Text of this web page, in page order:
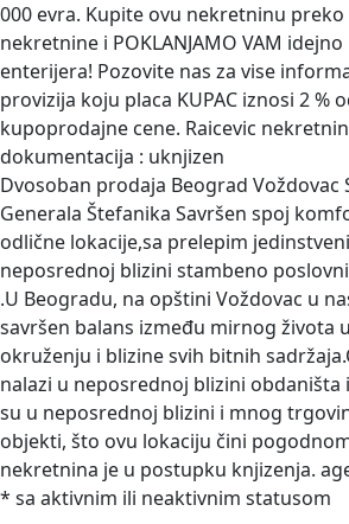
000 evra. Kupite ovu nekretninu preko
nekretnine i POKLANJAMO VAM
enterijera! Pozovite nas za vise
provizija koju placa KUPAC iznosi 2 %
kupoprodajne cene. Raicevic
dokumentacija : uknjizen
Dvosoban prodaja Beograd Voždovac
Generala Štefanika Savršen spoj
odlične lokacije,sa prelepim
neposrednoj blizini stambeno poslovni
.U Beogradu, na opštini Voždovac u
savršen balans između mirnog života
okruženju i blizine svih bitnih
nalazi u neposrednoj blizini obdaništa
su u neposrednoj blizini i mnog
objekti, što ovu lokaciju čini
nekretnina je u postupku knjizenja.
* sa aktivnim ili neaktivnim statusom